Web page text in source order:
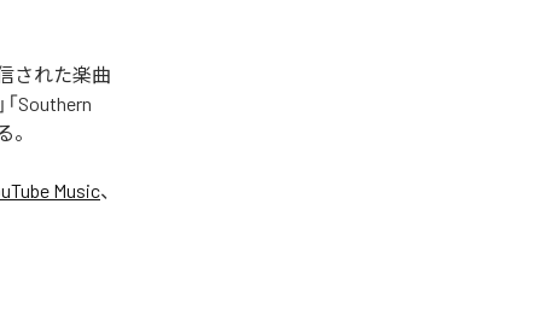
された楽曲
「Southern
。
Music、